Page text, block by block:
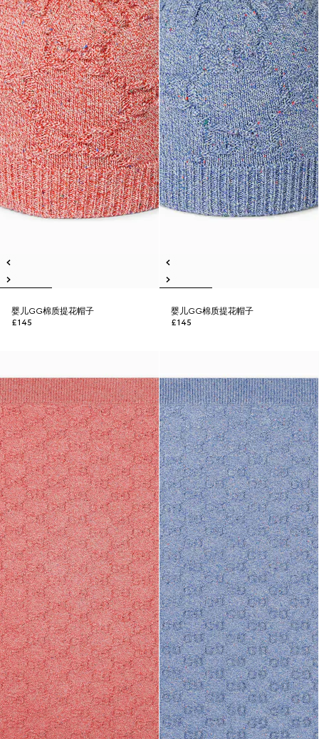
婴儿GG棉质提花帽子
£145
婴儿GG棉质提花帽子
£145